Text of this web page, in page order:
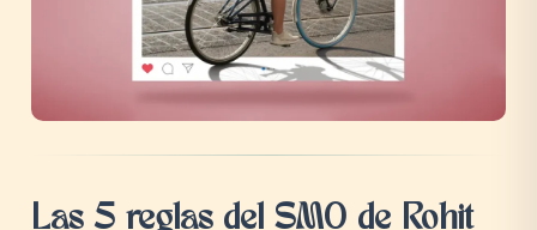
Las 5 reglas del SMO de Rohit